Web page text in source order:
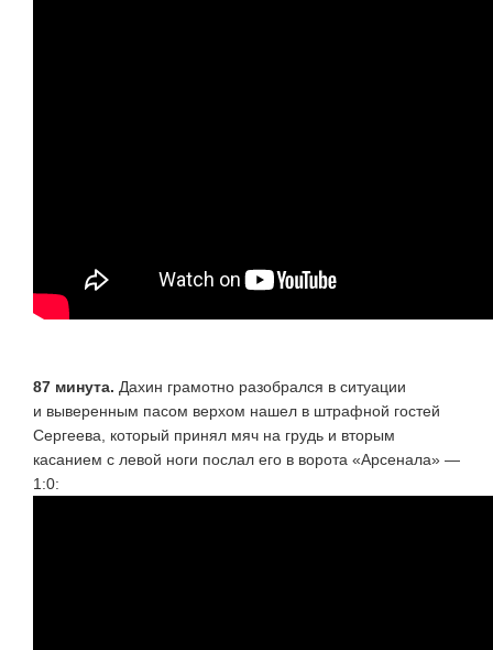
87 минута. Дахин грамотно разобрался в ситуации
и выверенным пасом верхом нашел в штрафной гостей
Сергеева, который принял мяч на грудь и вторым
касанием с левой ноги послал его в ворота «Арсенала» —
1:0: